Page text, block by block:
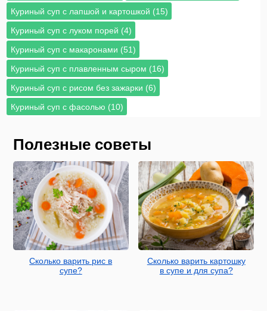
Куриный суп с лапшой и картошкой (15)
Куриный суп с луком порей (4)
Куриный суп с макаронами (51)
Куриный суп с плавленным сыром (16)
Куриный суп с рисом без зажарки (6)
Куриный суп с фасолью (10)
Полезные советы
Сколько варить рис в
супе?
Сколько варить картошку
в супе и для супа?